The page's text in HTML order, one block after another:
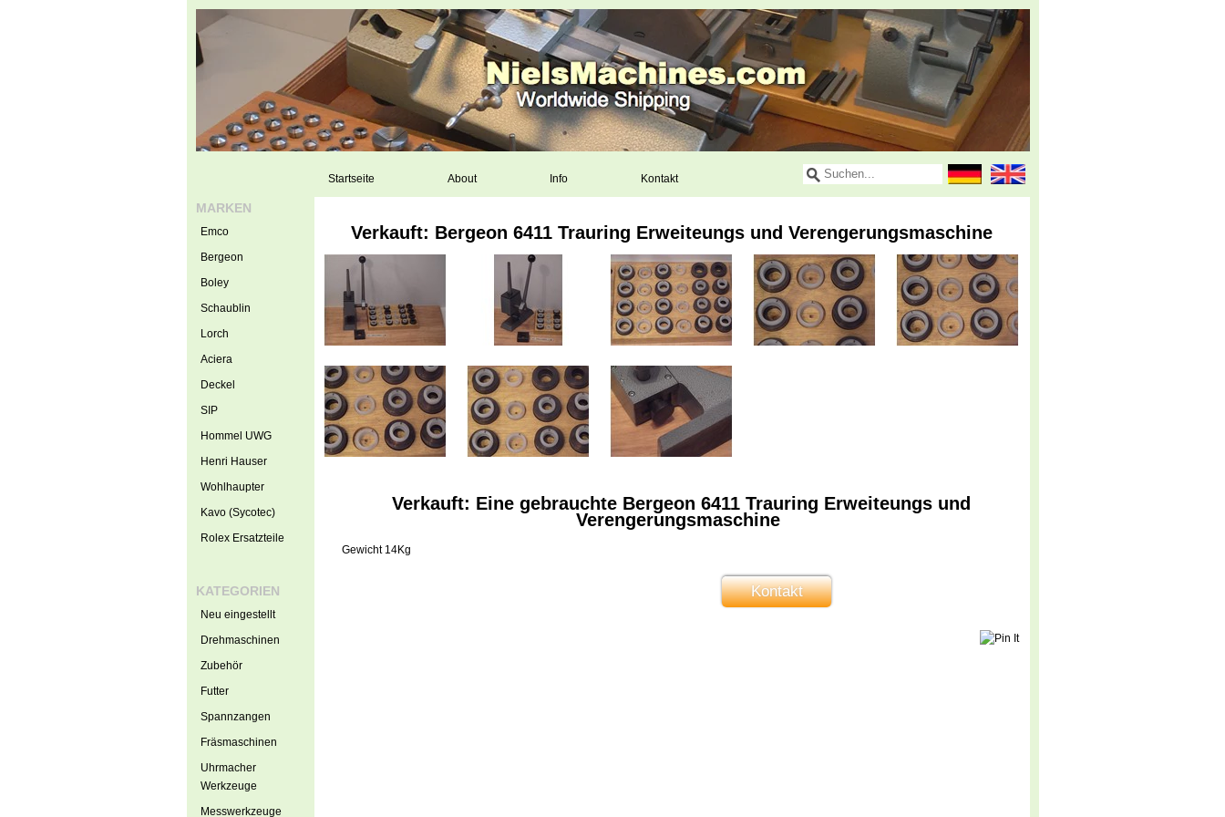
Startseite About Info Kontakt
Verkauft: Bergeon 6411 Trauring Erweiteungs und Verengerungsmaschine
Verkauft: Eine gebrauchte Bergeon 6411 Trauring Erweiteungs und
Verengerungsmaschine
Gewicht 14Kg
Kontakt
MARKEN
Emco
Bergeon
Boley
Schaublin
Lorch
Aciera
Deckel
SIP
Hommel UWG
Henri Hauser
Wohlhaupter
Kavo (Sycotec)
Rolex Ersatzteile
KATEGORIEN
Neu eingestellt
Drehmaschinen
Zubehör
Futter
Spannzangen
Fräsmaschinen
Uhrmacher
Werkzeuge
Messwerkzeuge